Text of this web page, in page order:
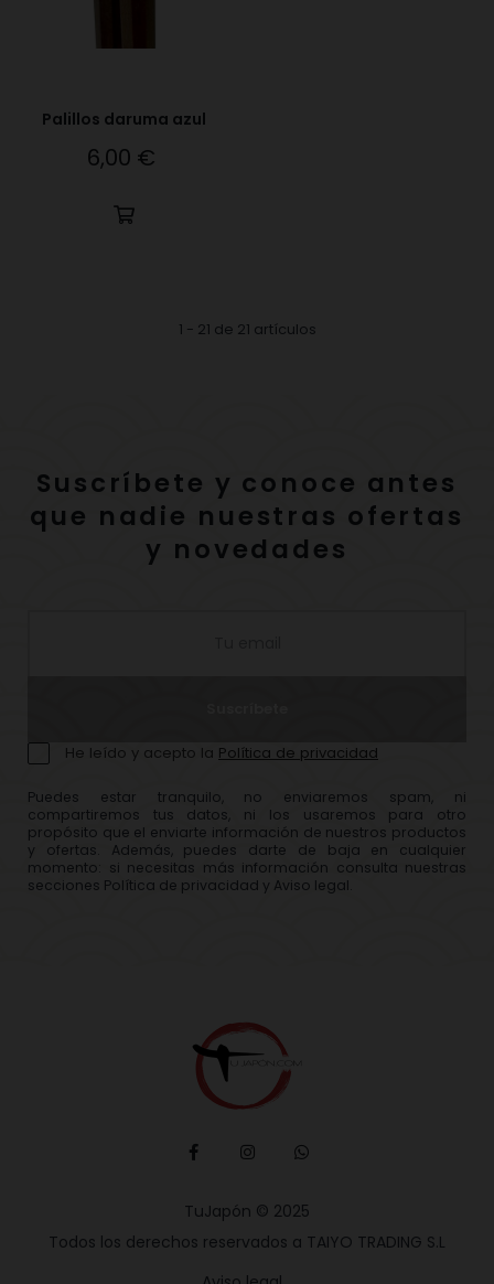
Palillos daruma azul
Precio
6,00 €
1 - 21 de 21 artículos
Suscríbete y conoce antes
que nadie nuestras ofertas
y novedades
Puedes estar tranquilo, no enviaremos spam, ni
compartiremos tus datos, ni los usaremos para otro
propósito que el enviarte información de nuestros productos
y ofertas. Además, puedes darte de baja en cualquier
momento: si necesitas más información consulta nuestras
secciones Política de privacidad y Aviso legal.
He leído y acepto la Política de privacidad
TuJapón © 2025
Todos los derechos reservados a TAIYO TRADING S.L